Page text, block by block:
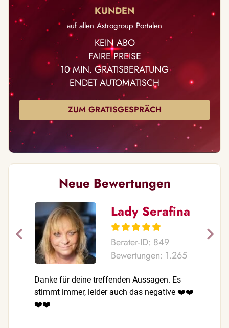
auf allen Astrogroup Portalen
KEIN ABO
FAIRE PREISE
10 MIN. GRATISBERATUNG
ENDET AUTOMATISCH
ZUM GRATISGESPRÄCH
Neue Bewertungen
Lady Serafina
Berater-ID: 849
Bewertungen: 1.265
Danke für deine treffenden Aussagen. Es
stimmt immer, leider auch das negative ❤️❤️
❤️❤️